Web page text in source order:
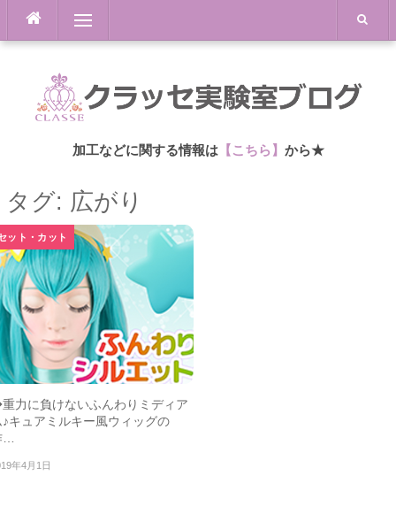
content
Menu
加工などに関する情報は【こちら】 から★
タグ: 広がり
ット・カット
力に負けないふんわりミディア
♪キュアミルキー風ウィッグの
年4月1日